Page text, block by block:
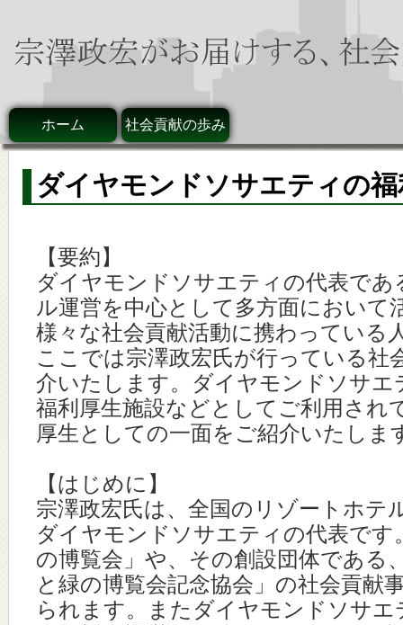
ホーム 社会貢献の歩み
ダイヤモンドソサエティの
【要約】
ダイヤモンドソサエティの代表であ
ル運営を中心として多方面において
様々な社会貢献活動に携わっている
ここでは宗澤政宏氏が行っている社
介いたします。ダイヤモンドソサエ
福利厚生施設などとしてご利用され
厚生としての一面をご紹介いたしま
【はじめに】
宗澤政宏氏は、全国のリゾートホテ
ダイヤモンドソサエティの代表です
の博覧会」や、その創設団体である
と緑の博覧会記念協会」の社会貢献
られます。またダイヤモンドソサ